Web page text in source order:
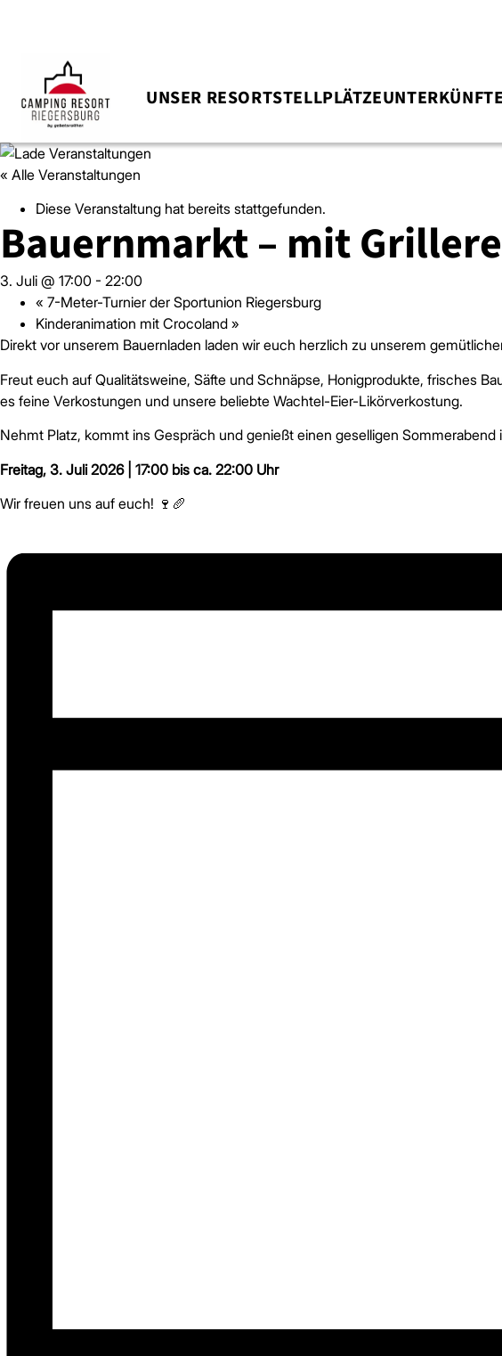
UNSER RESORTSTELLPLÄTZE
« Alle Veranstaltungen
Diese Veranstaltung hat bereits stattgefunden.
Bauernmarkt – mit
3. Juli @ 17:00 - 22:00
« 7-Meter-Turnier der Sportunion Riegersburg
Kinderanimation mit Crocoland »
Direkt vor unserem Bauernladen laden wir euch herzlich zu unserem
Freut euch auf Qualitätsweine, Säfte und Schnäpse, Honigprodukte, frisches
es feine Verkostungen und unsere beliebte Wachtel-Eier-Likörverkostung.
Nehmt Platz, kommt ins Gespräch und genießt einen geselligen
Freitag, 3. Juli 2026 | 17:00 bis ca. 22:00 Uhr
Wir freuen uns auf euch! 🍷🥖